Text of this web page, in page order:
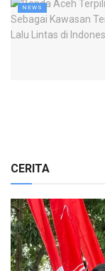
NEWS
CERITA